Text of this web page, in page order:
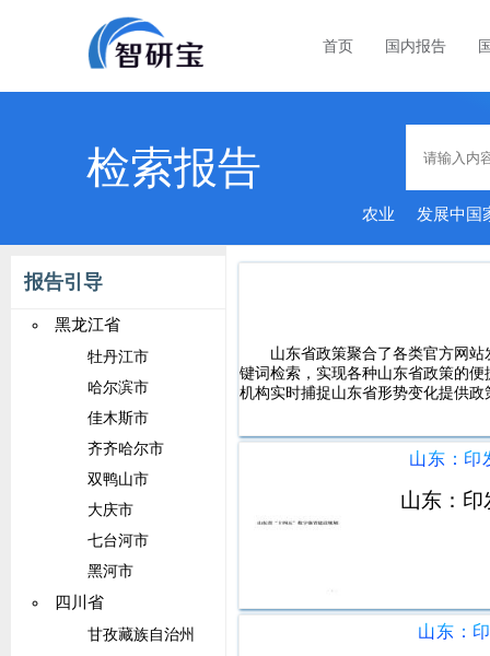
首页 国内报告
检索报告
农业 发展中国
报告引导
黑龙江省
牡丹江市
哈尔滨市
佳木斯市
齐齐哈尔市
双鸭山市
大庆市
七台河市
黑河市
四川省
甘孜藏族自治州
山东省政策聚合了各类官方网
键词检索，实现各种山东省政策的
机构实时捕捉山东省形势变化提供政
山东：印
山东：